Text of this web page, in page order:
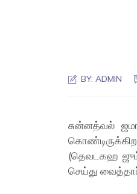
BY:ADMIN
சுன்னத்வல்
(தெவடகஹ
செய்து